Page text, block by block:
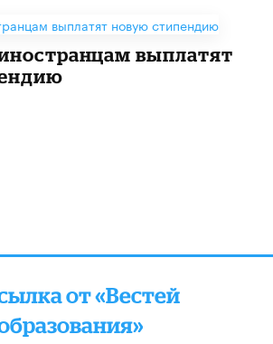
выплатят
от «Вестей